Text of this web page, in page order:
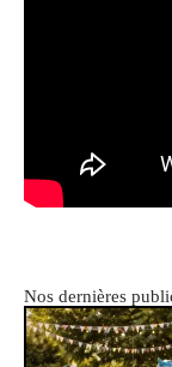
Nos dernières